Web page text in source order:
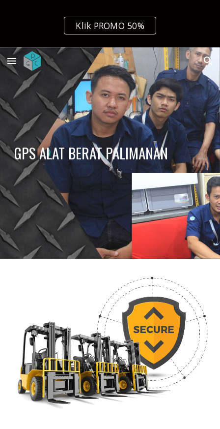
Skip to main content Skip to navigation
Klik PROMO 50%
GPS ALAT BERAT PALIMANAN